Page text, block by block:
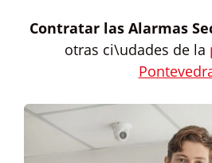
Contratar las Alarmas
otras ci\udades de la